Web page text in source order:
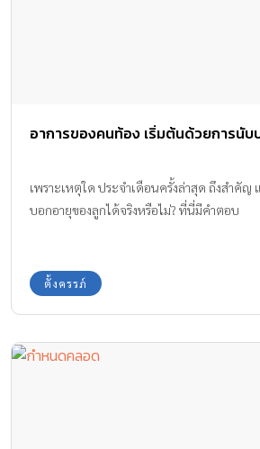
อาการของคนท้อง เริ่มต้นด้วยการนับ
เพราะเหตุใด ประจำเดือนครั้งล่าสุด ถึงสำคัญ
บอกอายุของลูกได้จริงหรือไม่? ที่นี่มีคำตอบ
ตั้งครรภ์